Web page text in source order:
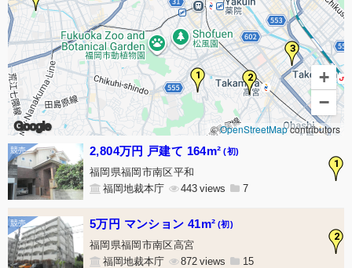
1 2
3
Google
+
−
©OpenStreetMapcontributors
1
2,804万円 戸建て 164m² (初)
福岡県福岡市南区平和
福岡地裁本庁
443 7
2
5万円 マンション 41m² (初)
福岡県福岡市南区高宮
福岡地裁本庁
872 15